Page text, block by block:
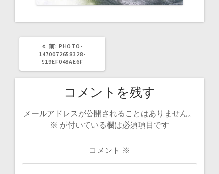
ン
前: 過
去
の
PHOTO-
1470072658328-
919EF048AE6F
コメントを残す
メールアドレスが公開されることはありません。
※ が付いている欄は必須項目です
コメント ※